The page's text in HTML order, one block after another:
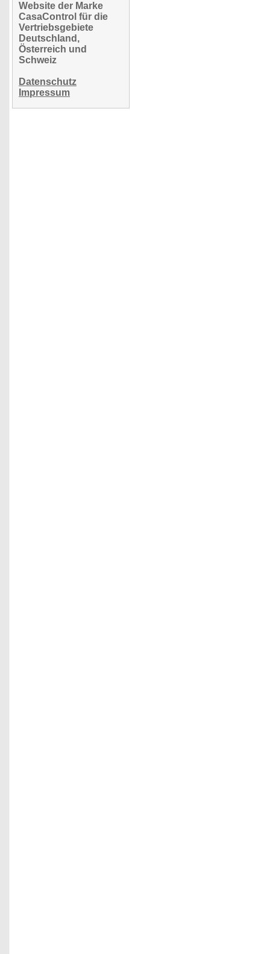
Website der Marke
CasaControl für die
Vertriebsgebiete
Deutschland,
Österreich und
Schweiz
Datenschutz
Impressum